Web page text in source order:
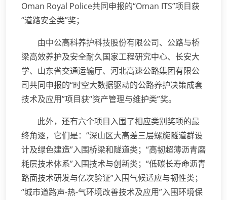
Oman Royal Police共同申报的“Oman ITS”项目获
“道路安全类”奖；
由中公高科养护科技股份有限公司、公路与桥
梁高效养护及安全耐久国家工程研究中心、长安大
学、山东省交通运输厅、河北高速公路集团有限公
司共同申报的“时空大数据驱动的公路养护决策成套
技术及应用”项目获“资产管理与维护类”奖。
此外，还有六个项目入围了相应类别奖项的最
终角逐，它们是：“深山区大高差三层螺旋隧道群设
计及绿色建造”入围桥梁和隧道类；“高韧超薄沥青磨
耗层技术体系”入围技术与创新类；“低碳长寿命沥青
路面技术研发与亿次验证”入围气候适应与韧性类；
“城市道路声-热-气环境改善技术及应用”入围环境保